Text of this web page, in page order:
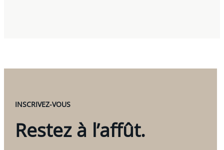
INSCRIVEZ-VOUS
Restez à l’affût.